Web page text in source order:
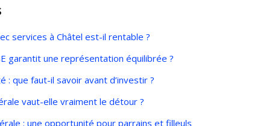
services à Châtel est-il rentable ?
garantit une représentation équilibrée ?
: que faut-il savoir avant d’investir ?
vaut-elle vraiment le détour ?
: une opportunité pour parrains et filleuls